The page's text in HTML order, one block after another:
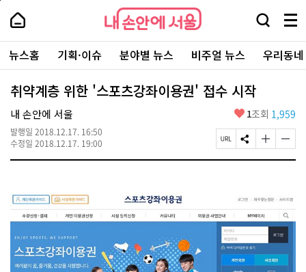
본
로
가
내
손
안
에
서
울
-
서
울
시
대
표
소
털
내
손
에
울
검
창
열
기
메
뉴
전
체
보
주
요
서
뉴스홈 기획·이슈 분야별 뉴스 비주얼 뉴스 우리동
취약계층 위한 '스포츠강좌이용권' 접수 시작
내 손안에 서울
발행일 2018.12.17. 16:50
수정일 2018.12.17. 19:00
좋
요
1조회 1,959
페
이
사
S
N
하
기
글
자
게
경
하
기
글
자
게
변
경
기
페
상
단
로